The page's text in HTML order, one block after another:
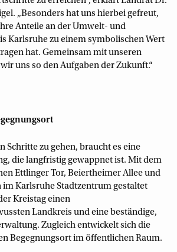
„Besonders hat uns hierbei gefreut,
Anteile an der Umwelt- und
Karlsruhe zu einem symbolischen Wert
hat. Gemeinsam mit unseren
uns so den Aufgaben der Zukunft.“
Schritte zu gehen, braucht es eine
die langfristig gewappnet ist. Mit dem
Ettlinger Tor, Beiertheimer Allee und
Karlsruhe Stadtzentrum gestaltet
Kreistag einen
Landkreis und eine beständige,
Zugleich entwickelt sich die
Begegnungsort im öffentlichen Raum.